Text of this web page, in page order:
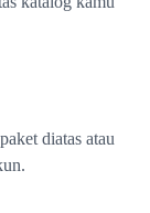
diatas atau